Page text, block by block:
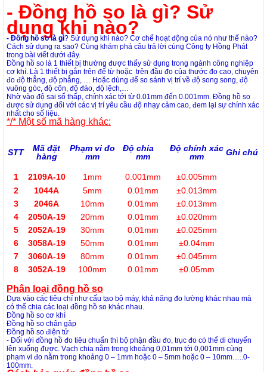
- Đồng hồ so là gì? Sử
dụng khi nào?
- Đồng hồ so là gì? Sử dụng khi nào? Cơ chế hoạt động của nó như thế nào?
Cách sử dụng ra sao? Cùng khám phá câu trả lời cùng Công ty Hồng Phát
trong bài viết dưới đây.
Đồng hồ so là 1 thiết bị thường được thấy sử dụng trong ngành công nghiệp
cơ khí. Là 1 thiết bị gắn trên đế từ hoặc trên đầu đo của thước đo cao, chuyên
đo độ thẳng, độ phẳng, … Hoặc dùng để so sánh vị trí về độ song song, độ
vuông góc, độ côn, độ đảo, độ lệch,…
Nhờ vào độ sai số thấp, chính xác tới từ 0.01mm đến 0.001mm. Đồng hồ so
được sử dụng đối với các vị trí yêu cầu độ nhạy cảm cao, đem lại sự chính xác
nhất cho số liệu.
*/* Một số mã hàng khác:
STT
Mã đặt
hàng
Phạm vi đo
mm
Độ chia
mm
Độ chính xác
mm
Ghi chú
1 2109A-10 1mm 0.001mm
±0.005mm
2
1044A 5mm 0.01mm
±0.013mm
3
2046A 10mm 0.01mm
±0.013mm
4
2050A-19 20mm 0.01mm
±0.020mm
5
2052A-19 30mm 0.01mm
±0.025mm
6
3058A-19 50mm 0.01mm
±0.04mm
7
3060A-19 80mm 0.01mm
±0.045mm
8
3052A-19 100mm 0.01mm ±0.05mm
Phân loại đồng hồ so
Dựa vào các tiêu chí như cấu tạo bộ máy, khả năng đo lường khác nhau mà
có thể chia các loại đồng hồ so khác nhau.
Đồng hồ so cơ khí
Đồng hồ so chân gập
Đồng hồ so điện tử
- Đối với đồng hồ đo tiêu chuẩn thì bộ phận đầu đo, trục đo có thể di chuyển
lên xuống được. Vạch chia nằm trong khoảng 0,01mm tới 0,001mm cùng
phạm vi đo nằm trong khoảng 0 – 1mm hoặc 0 – 5mm hoặc 0 – 10mm…..0-
100mm.